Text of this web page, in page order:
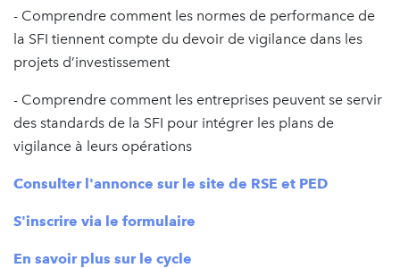
- Comprendre comment les normes de performance de
la SFI tiennent compte du devoir de vigilance dans les
projets d’investissement
- Comprendre comment les entreprises peuvent se servir
des standards de la SFI pour intégrer les plans de
vigilance à leurs opérations
Consulter l'annonce sur le site de RSE et PED
S'inscrire via le formulaire
En savoir plus sur le cycle